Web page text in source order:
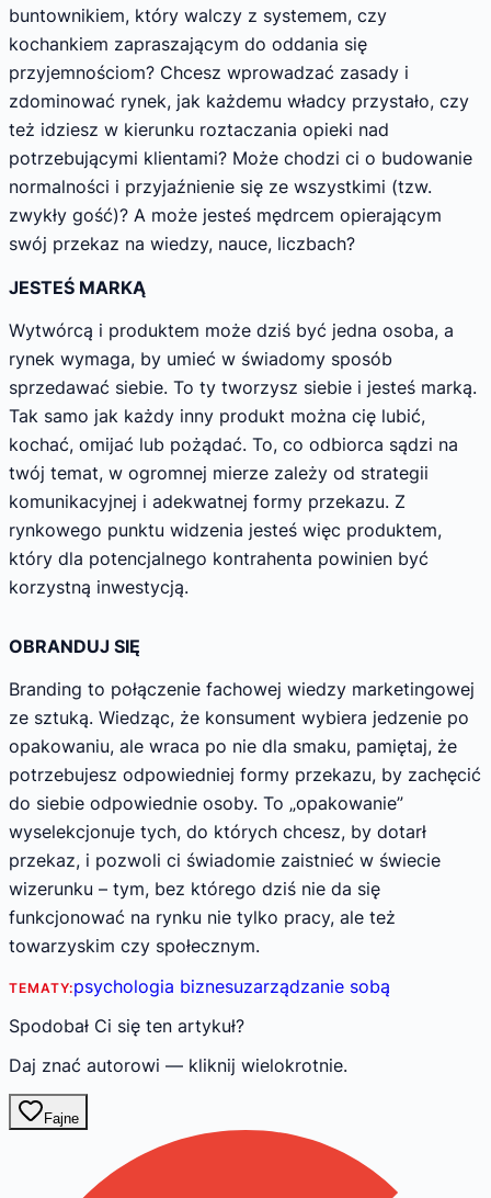
buntownikiem, który walczy z systemem, czy
kochankiem zapraszającym do oddania się
przyjemnościom? Chcesz wprowadzać zasady i
zdominować rynek, jak każdemu władcy przystało, czy
też idziesz w kierunku roztaczania opieki nad
potrzebującymi klientami? Może chodzi ci o budowanie
normalności i przyjaźnienie się ze wszystkimi (tzw.
zwykły gość)? A może jesteś mędrcem opierającym
swój przekaz na wiedzy, nauce, liczbach?
JESTEŚ MARKĄ
Wytwórcą i produktem może dziś być jedna osoba, a
rynek wymaga, by umieć w świadomy sposób
sprzedawać siebie. To ty tworzysz siebie i jesteś marką.
Tak samo jak każdy inny produkt można cię lubić,
kochać, omijać lub pożądać. To, co odbiorca sądzi na
twój temat, w ogromnej mierze zależy od strategii
komunikacyjnej i adekwatnej formy przekazu. Z
rynkowego punktu widzenia jesteś więc produktem,
który dla potencjalnego kontrahenta powinien być
korzystną inwestycją.
OBRANDUJ SIĘ
Branding to połączenie fachowej wiedzy marketingowej
ze sztuką. Wiedząc, że konsument wybiera jedzenie po
opakowaniu, ale wraca po nie dla smaku, pamiętaj, że
potrzebujesz odpowiedniej formy przekazu, by zachęcić
do siebie odpowiednie osoby. To „opakowanie”
wyselekcjonuje tych, do których chcesz, by dotarł
przekaz, i pozwoli ci świadomie zaistnieć w świecie
wizerunku – tym, bez którego dziś nie da się
funkcjonować na rynku nie tylko pracy, ale też
towarzyskim czy społecznym.
TEMATY:psychologia biznesuzarządzanie sobą
Spodobał Ci się ten artykuł?
Daj znać autorowi — kliknij wielokrotnie.
Fajne